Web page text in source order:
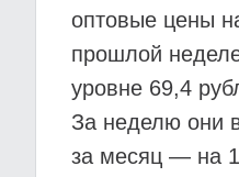
оптовые цены
прошлой
уровне 69,4
За неделю они
за месяц — на